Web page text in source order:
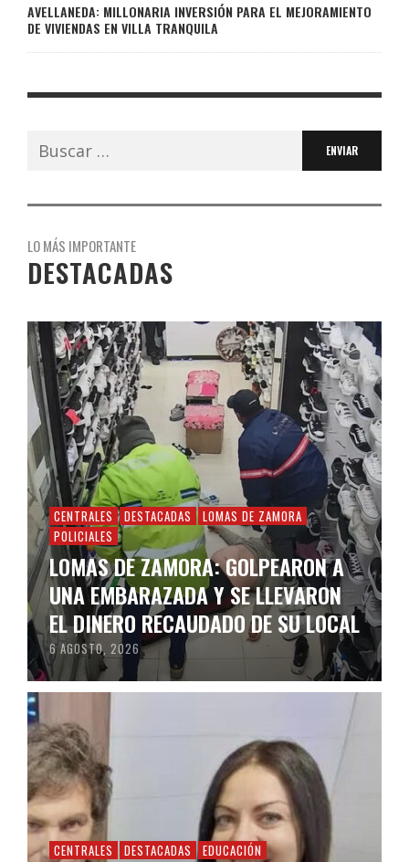
AVELLANEDA: MILLONARIA INVERSIÓN PARA EL MEJORAMIENTO
DE VIVIENDAS EN VILLA TRANQUILA
Buscar:
LO MÁS IMPORTANTE
DESTACADAS
CENTRALES DESTACADAS
LOMAS DE ZAMORA
POLICIALES
LOMAS DE ZAMORA: GOLPEARON A
UNA EMBARAZADA Y SE LLEVARON
EL DINERO RECAUDADO DE SU LOCAL
6 AGOSTO, 2026
CENTRALES DESTACADAS EDUCACIÓN